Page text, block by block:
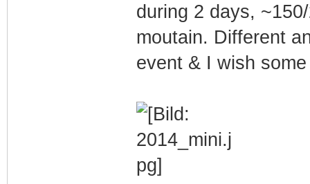
during 2 days,
moutain. Different
event & I wish